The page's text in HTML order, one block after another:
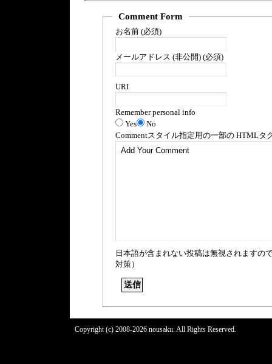
Comment Form
お名前 (必須)
メールアドレス (非公開) (必須)
URI
Remember personal info
Yes
No
Commentスタイル指定用の一部の HTMLタ
日本語が含まれない投稿は無視されますの
対策）
Copyright (c) 2008-2026 nousaku. All Rights Reserved.